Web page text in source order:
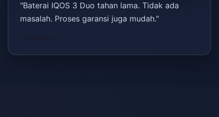
"Baterai IQOS 3 Duo tahan lama. Tidak ada
masalah. Proses garansi juga mudah."